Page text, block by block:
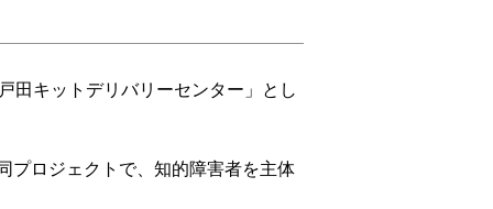
田キットデリバリーセンター」とし
プロジェクトで、知的障害者を主体